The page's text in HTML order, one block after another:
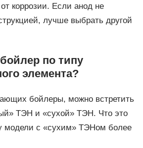
коррозии. Если анод не
лучше выбрать другой
по типу
элемента?
бойлеры, можно встретить
ТЭН и «сухой» ТЭН. Что это
модели с «сухим» ТЭНом более